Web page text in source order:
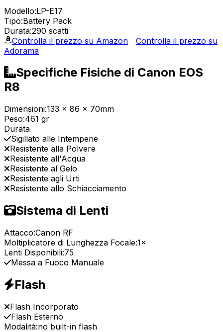
Modello:LP-E17
Tipo:Battery Pack
Durata:290 scatti
Controlla il prezzo su Amazon
Controlla il prezzo su
Adorama
Specifiche Fisiche di Canon EOS
R8
Dimensioni:133 x 86 x 70mm
Peso:461 gr
Durata
Sigillato alle Intemperie
Resistente alla Polvere
Resistente all'Acqua
Resistente al Gelo
Resistente agli Urti
Resistente allo Schiacciamento
Sistema di Lenti
Attacco:Canon RF
Moltiplicatore di Lunghezza Focale:1×
Lenti Disponibili:75
Messa a Fuoco Manuale
Flash
Flash Incorporato
Flash Esterno
Modalità:no built-in flash